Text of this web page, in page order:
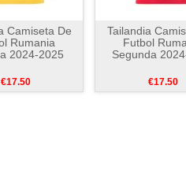
Camiseta De
Rumania
2024-2025
€17.50
Tailandia
Futbol
Segunda
€17.50